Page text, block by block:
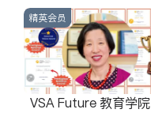
商铺租售
开发商建商
精英会员
VSA Future 教育学院